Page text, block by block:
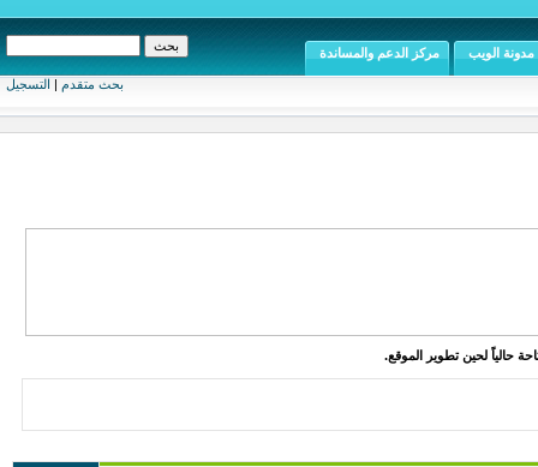
بحث متقدم | التسجيل
مدونة الويب مركز الدعم والمساندة
حالياً لحين تطوير الموقع.